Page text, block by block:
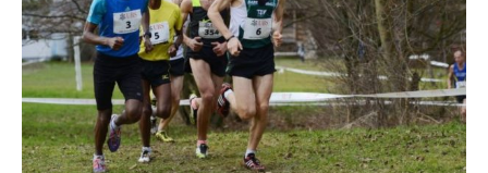
FÉDÉRATION
TOUS SUPPORTERS D’ATHLE.CH !
PUBLICITÉ
TOUS SUPPORTERS D’ATHLE.CH !
CHARTE ÉDITORIALE
NOUS CONTACTER
POURQUOI ATHLE.CH ?
CNP LAUSANNE/AIGLE
ATHLE.CH RÉGIONS | GENÈVE
ATHLE.CH RÉGIONS | JURA
ATHLE.CH RÉGIONS | VAUD
ATHLE.CH VINTAGE
TIMELINE
BIOGRAPHIES
HIGHLIGHTS